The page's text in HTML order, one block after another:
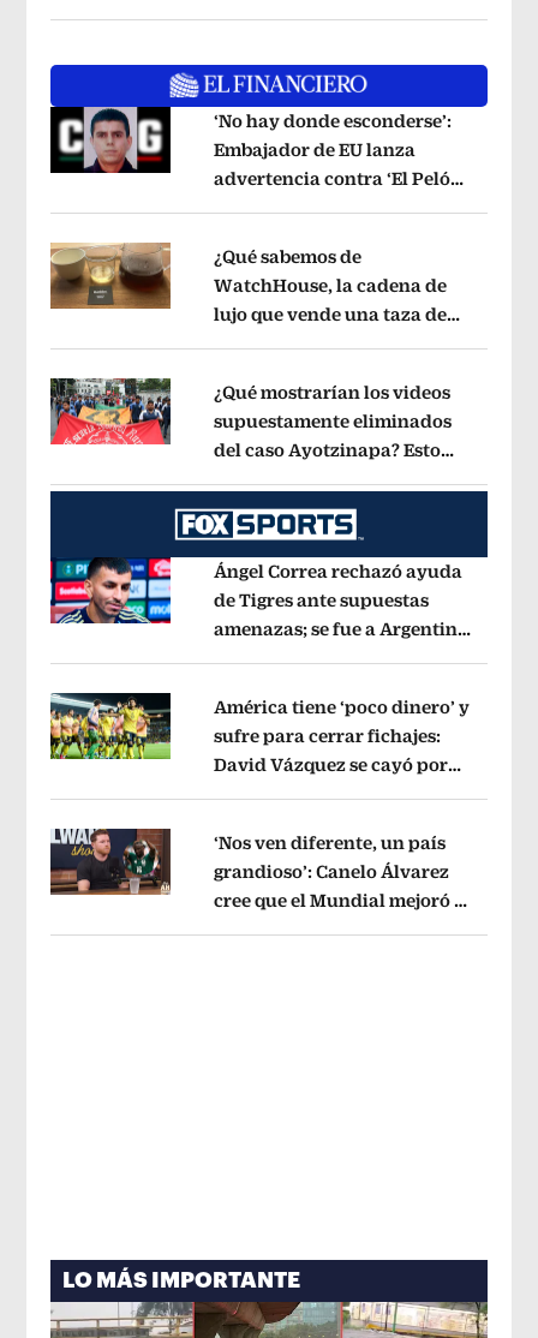
Opens in new window
‘No hay donde esconderse’:
Embajador de EU lanza
advertencia contra ‘El Pelón’,
Opens in new window
¿Qué sabemos de
WatchHouse, la cadena de
lujo que vende una taza de
Opens in new window
¿Qué mostrarían los videos
supuestamente eliminados
del caso Ayotzinapa? Esto
Opens in new window
Ángel Correa rechazó ayuda
de Tigres ante supuestas
amenazas; se fue a Argentina
Opens in new window
América tiene ‘poco dinero’ y
sufre para cerrar fichajes:
David Vázquez se cayó por
Opens in new window
‘Nos ven diferente, un país
grandioso’: Canelo Álvarez
cree que el Mundial mejoró la
LO MÁS IMPORTANTE